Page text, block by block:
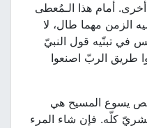
أمام هذا الـمُعطى
الزمن مهما طال، لا
تبنّيه قول النبيّ
الربّ اصنعوا
يسوع المسيح هي
كلّه. فإن شاء المرء